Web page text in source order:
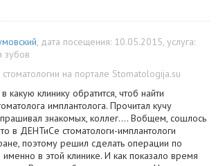
, дата посещения: 10.05.2015, услуга:
зубов
на портале Stomatologija.su
какую клинику обратится, чтоб найти
имплантолога. Прочитал кучу
знакомых, коллег.... Вобщем, сошлось
в ДЕНТиСе стоматологи-имплантологи
поэтому решил сделать операции по
именно в этой клинике. И как показало время